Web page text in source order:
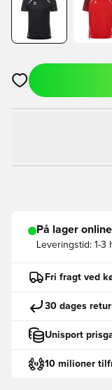
Åbner en Modal til
På lager online
Leveringstid: 1-3
Fri fragt ved
30 dages
Unisport
10 milioner